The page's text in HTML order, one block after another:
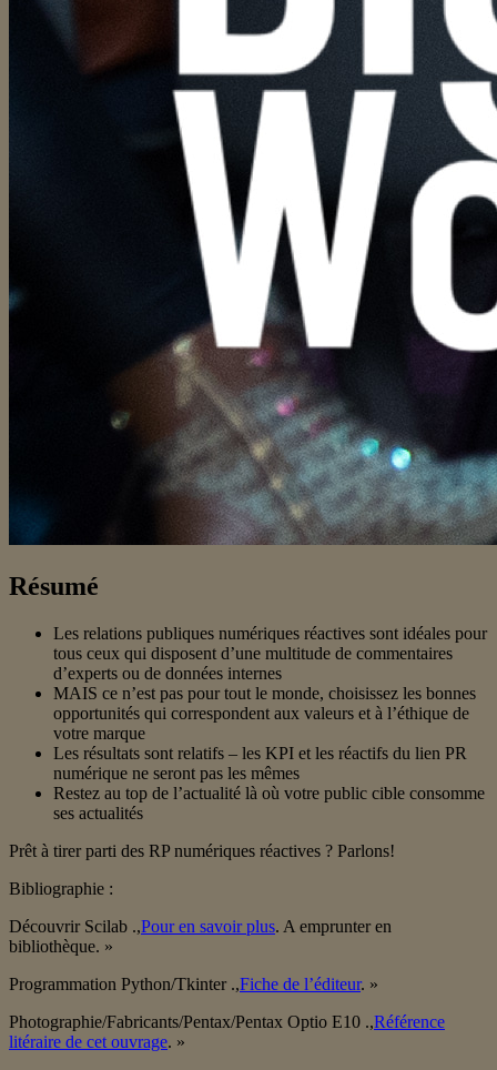
Résumé
Les relations publiques numériques réactives sont idéales pour
tous ceux qui disposent d’une multitude de commentaires
d’experts ou de données internes
MAIS ce n’est pas pour tout le monde, choisissez les bonnes
opportunités qui correspondent aux valeurs et à l’éthique de
votre marque
Les résultats sont relatifs – les KPI et les réactifs du lien PR
numérique ne seront pas les mêmes
Restez au top de l’actualité là où votre public cible consomme
ses actualités
Prêt à tirer parti des RP numériques réactives ? Parlons!
Bibliographie :
Découvrir Scilab .,Pour en savoir plus. A emprunter en
bibliothèque. »
Programmation Python/Tkinter .,Fiche de l’éditeur. »
Photographie/Fabricants/Pentax/Pentax Optio E10 .,Référence
litéraire de cet ouvrage. »